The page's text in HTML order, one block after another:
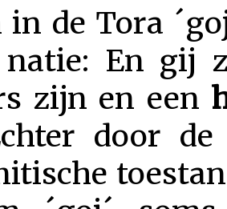
de Tora
natie: En gij
zijn en een
door